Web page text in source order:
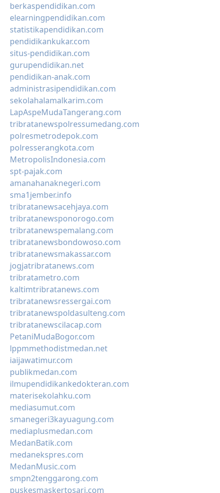
berkaspendidikan.com
elearningpendidikan.com
statistikapendidikan.com
pendidikankukar.com
situs-pendidikan.com
gurupendidikan.net
pendidikan-anak.com
administrasipendidikan.com
sekolahalamalkarim.com
LapAspeMudaTangerang.com
tribratanewspolressumedang.com
polresmetrodepok.com
polresserangkota.com
MetropolisIndonesia.com
spt-pajak.com
amanahanaknegeri.com
sma1jember.info
tribratanewsacehjaya.com
tribratanewsponorogo.com
tribratanewspemalang.com
tribratanewsbondowoso.com
tribratanewsmakassar.com
jogjatribratanews.com
tribratametro.com
kaltimtribratanews.com
tribratanewsressergai.com
tribratanewspoldasulteng.com
tribratanewscilacap.com
PetaniMudaBogor.com
lppmmethodistmedan.net
iaijawatimur.com
publikmedan.com
ilmupendidikankedokteran.com
materisekolahku.com
mediasumut.com
smanegeri3kayuagung.com
mediaplusmedan.com
MedanBatik.com
medanekspres.com
MedanMusic.com
smpn2tenggarong.com
puskesmaskertosari.com